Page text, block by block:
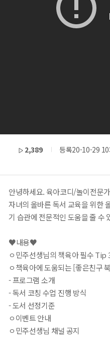
2,389 등록20-10-29
안녕하세요. 육아코디/놀이전문
자녀의 올바른 독서 교육을 위한
기 습관에 전문적인 도움을 줄 수
♥내용♥
ㅇ민주선생님의 책육아 필수 Tip
ㅇ책육아에 도움되는 [좋은친구
- 프로그램 소개
- 독서 코칭 수업 진행 방식
- 도서 선정기준
ㅇ이벤트 안내
ㅇ민주선생님 채널 공지